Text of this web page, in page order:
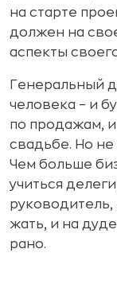
на старте
должен на
аспекты
Генеральный
человека – и
по продажам,
свадьбе. Но не
Чем больше
учиться
жать, и на
рано.